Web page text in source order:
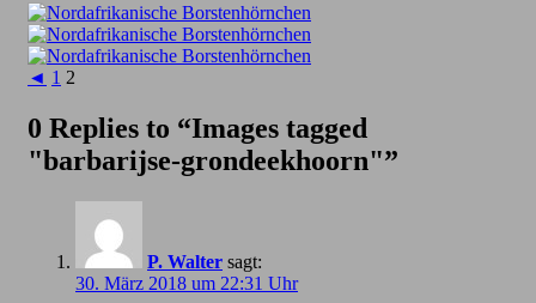
◄ 1 2
0 Replies to “Images tagged
"barbarijse-grondeekhoorn"”
P. Walter sagt:
30. März 2018 um 22:31 Uhr